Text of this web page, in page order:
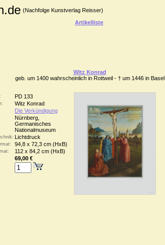
(Nachfolge Kunstverlag Reisser)
Artikelliste
Witz Konrad
geb. um 1400 wahrscheinlich in Rottweil - † um 1446 in Basel
PD 133
Witz Konrad
Die Verkündigung
Nürnberg,
Germanisches
Nationalmuseum
Lichtdruck
94,8 x 72,3 cm (HxB)
112 x 84,2 cm (HxB)
69,00 €